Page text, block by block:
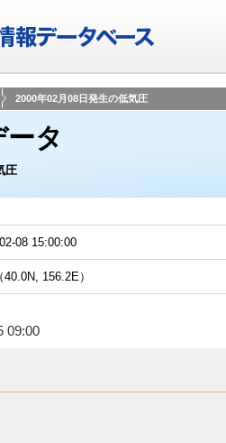
2000年02月08日発生の低気圧
タ
圧
08 15:00:00
40.0N, 156.2E）
09:00